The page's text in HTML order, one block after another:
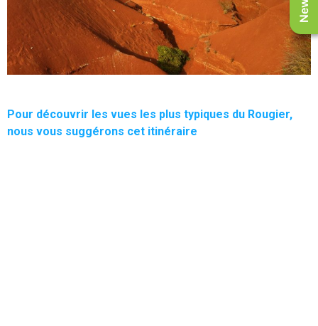
Pour découvrir les vues les plus typiques du Rougier,
nous vous suggérons cet itinéraire